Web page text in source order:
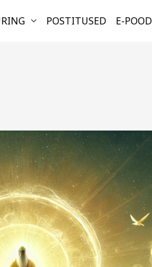
POSTITUSED E-POOD